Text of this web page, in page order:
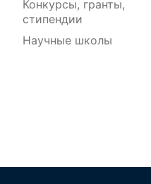
Конкурсы, гранты,
стипендии
Научные школы